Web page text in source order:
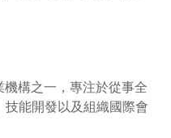
構之一，專注於從事全
能開發以及組織國際會